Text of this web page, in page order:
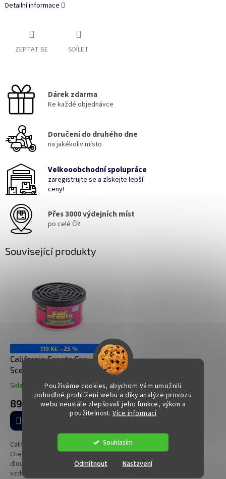
Používáme cookies, abychom Vám umožnili
pohodlné prohlížení webu a díky analýze provozu
webu neustále zlepšovali jeho funkce, výkon a
použitelnost. Více informací
Souhlasím
Nastavení
Odmítnout
Detailní informace
ZEPTAT SE SDÍLET
Dárek zdarma
Ke každé objednávce
Doručení do druhého dne
na jakékoliv místo
Velkooobchodní spolupráce
zaregistrujte se a získejte lepší
ceny!
Přes 3000 výdejních míst
po celé ČR
Související produkty
119 Kč –25 %
California Scents Car
Scents Coronado Cherry -
Višeň
Průměrné
hodnocení
produktu
je
5,0
5
hvězdiček.
Skladem (>5 ks)
89 Kč
California Car scents Coronado
Cherry - Višeň: Intenzivní a
dlouhotrvající osvěžovače
vzduchu od americké